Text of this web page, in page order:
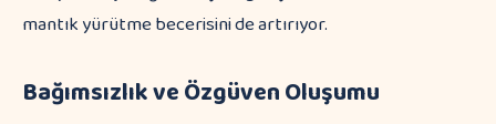
mantık yürütme becerisini de artırıyor.
Bağımsızlık ve Özgüven Oluşumu